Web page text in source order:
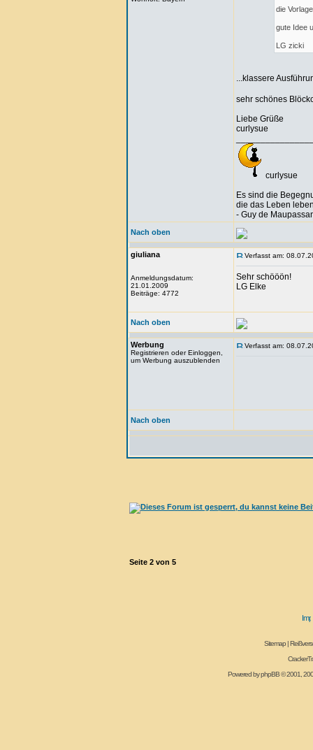
die
gute Idee
LG zicki
...klassere
sehr schönes
Liebe Grüße
curlysue
curlysue
Es sind die
die das Leben
- Guy de
Nach oben
giuliana
Anmeldungsdatum:
21.01.2009
Beiträge: 4772
Verfasst am:
Sehr schööön!
LG Elke
Nach oben
Werbung
Registrieren oder Einloggen,
um Werbung auszublenden
Verfasst am:
Nach oben
Seite 2 von 5
Sitemap |
Powered byphpBB© 2001,